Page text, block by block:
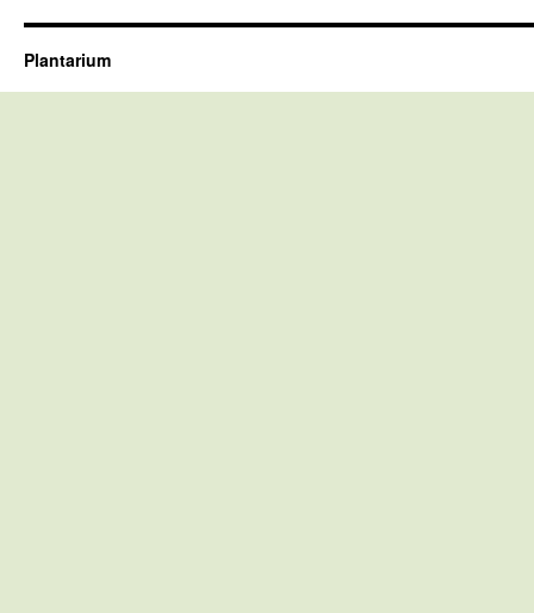
Plantarium